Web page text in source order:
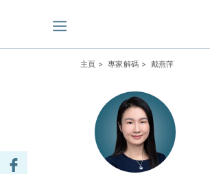
主頁 > 專家解碼 > 戴燕萍